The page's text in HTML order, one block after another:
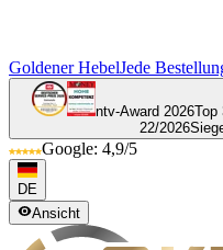
Goldener HebelJede
ntv-Award 2026Top
22/2026
Google: 4,9/5
DE
Ansicht